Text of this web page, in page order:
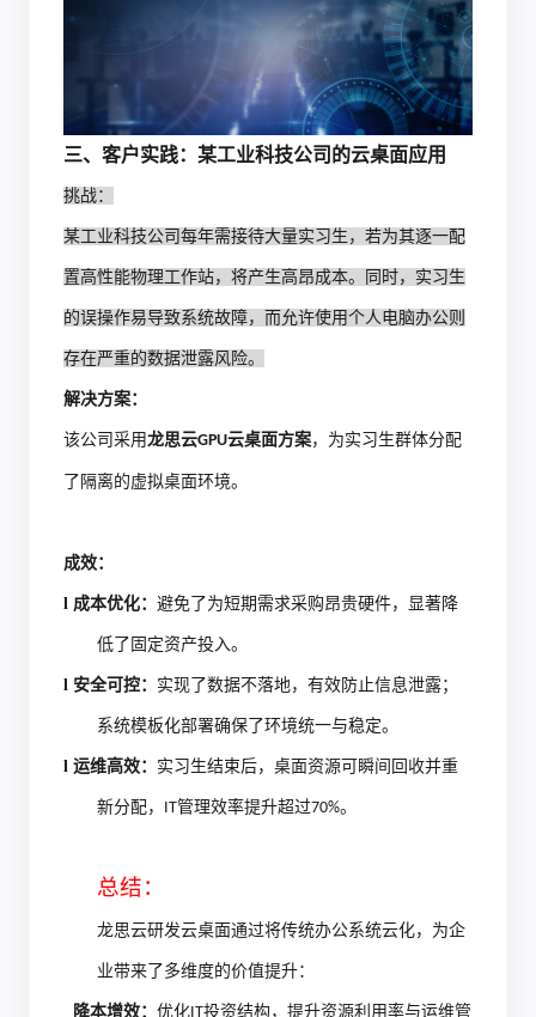
三、 客户实践：某工业科技公司的云桌面应用
挑战：
某工业科技公司每年需接待大量实习生，若为其逐一配
置高性能物理工作站，将产生高昂成本。同时，实习生
的误操作易导致系统故障，而允许使用个人电脑办公则
存在严重的数据泄露风险。
解决方案：
该公司采用龙思云GPU云桌面方案，为实习生群体分配
了隔离的虚拟桌面环境。
成效：
l 成本优化： 避免了为短期需求采购昂贵硬件，显著降
低了固定资产投入。
l 安全可控： 实现了数据不落地，有效防止信息泄露；
系统模板化部署确保了环境统一与稳定。
l 运维高效： 实习生结束后，桌面资源可瞬间回收并重
新分配， IT管理效率提升超过70%。
总结：
龙思云研发云桌面通过将传统办公系统云化，为企
业带来了多维度的价值提升：
降本增效： 优化IT投资结构，提升资源利用率与运维管